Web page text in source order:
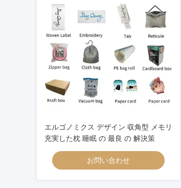
エルゴノミクス デザイン 収角型 メモリ
充実した枕 睡眠 の 最良 の 解決策
お問い合わせ